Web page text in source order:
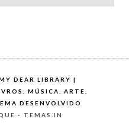
DEAR LIBRARY |
MÚSICA, ARTE,
DESENVOLVIDO
- TEMAS.IN